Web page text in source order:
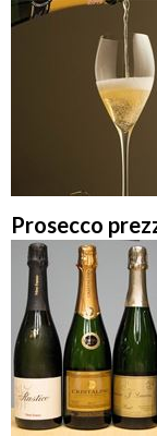
Prosecco